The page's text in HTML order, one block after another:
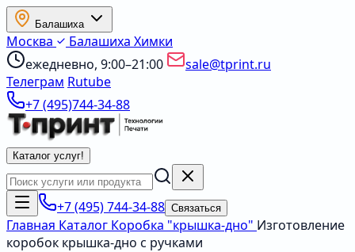
Балашиха
Москва Балашиха Химки
ежедневно, 9:00–21:00
sale@tprint.ru
Телеграм Rutube
+7 (495)744-34-88
Каталог услуг!
+7 (495) 744-34-88 Связаться
Главная Каталог Коробка "крышка-дно" Изготовление
коробок крышка-дно с ручками